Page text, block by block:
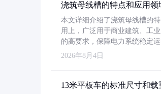
浇筑母线槽的特点和应用领
本文详细介绍了浇筑母线槽的
用上，广泛用于商业建筑、工
的高要求，保障电力系统稳定运
2026年8月4日
13米平板车的标准尺寸和载